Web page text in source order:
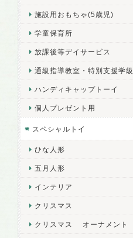
施設用おもちゃ(5歳児)
学童保育所
放課後等デイサービス
通級指導教室・特別支援学級
ハンディキャップトーイ
個人プレゼント用
スペシャルトイ
ひな人形
五月人形
インテリア
クリスマス
クリスマス オーナメント